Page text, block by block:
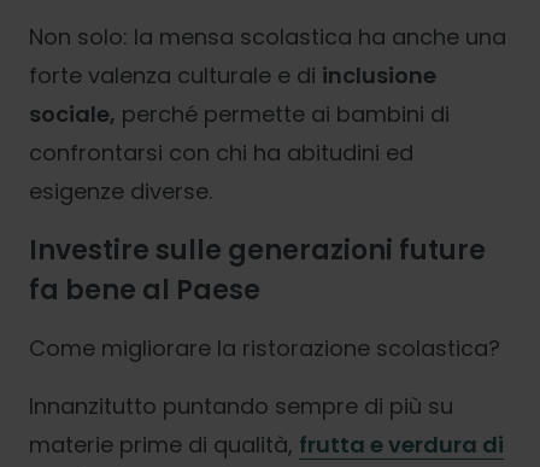
Non solo: la mensa scolastica ha anche una
forte valenza culturale e di inclusione
sociale, perché permette ai bambini di
confrontarsi con chi ha abitudini ed
esigenze diverse.
Investire sulle generazioni future
fa bene al Paese
Come migliorare la ristorazione scolastica?
Innanzitutto puntando sempre di più su
materie prime di qualità, frutta e verdura di